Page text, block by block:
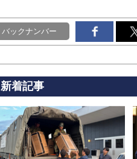
バックナンバー
新着記事